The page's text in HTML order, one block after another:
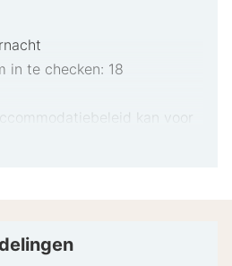
in te checken: 18
kan voor
in rekening worden
te verstrekken